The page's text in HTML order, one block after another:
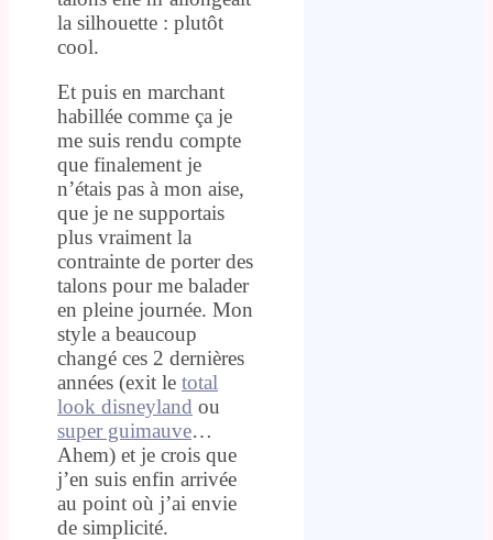
la silhouette : plutôt
cool.
Et puis en marchant
habillée comme ça je
me suis rendu compte
que finalement je
n’étais pas à mon aise,
que je ne supportais
plus vraiment la
contrainte de porter des
talons pour me balader
en pleine journée. Mon
style a beaucoup
changé ces 2 dernières
années (exit le total
look disneyland ou
super guimauve…
Ahem) et je crois que
j’en suis enfin arrivée
au point où j’ai envie
de simplicité.